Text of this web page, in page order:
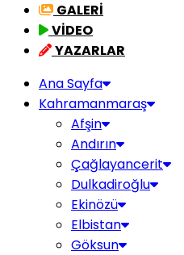
GALERİ
VİDEO
YAZARLAR
Ana Sayfa
Kahramanmaraş
Afşin
Andırın
Çağlayancerit
Dulkadiroğlu
Ekinözü
Elbistan
Göksun